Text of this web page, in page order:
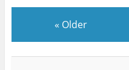
« Older